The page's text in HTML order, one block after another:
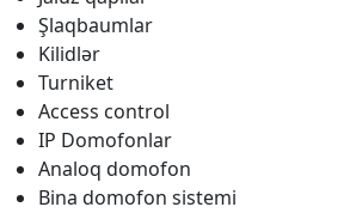
Şlaqbaumlar
Kilidlər
Turniket
Access control
IP Domofonlar
Analoq domofon
Bina domofon sistemi